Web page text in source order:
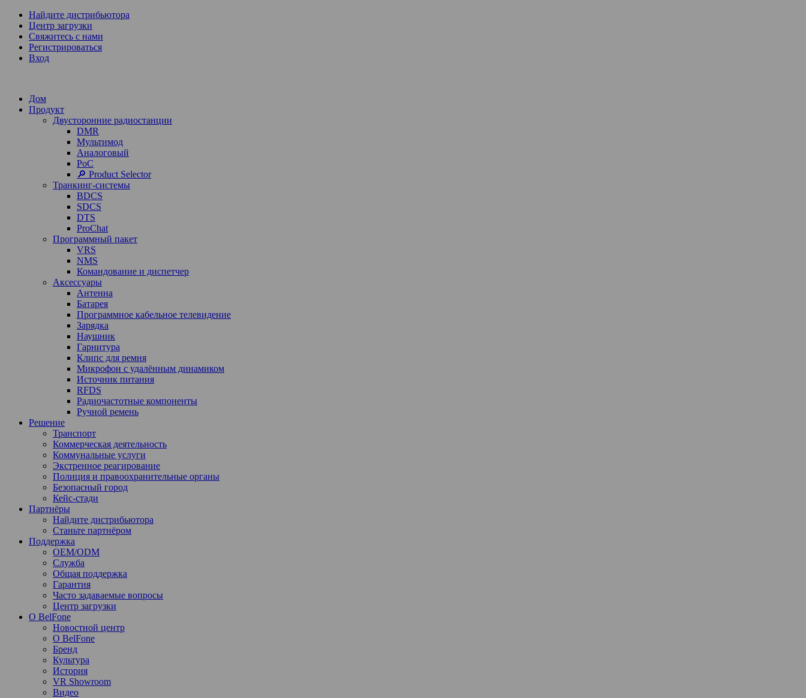
Найдите дистрибьютора
Центр загрузки
Свяжитесь с нами
Регистрироваться
Вход
Дом
Продукт
Двусторонние радиостанции
DMR
Мультимод
Аналоговый
PoC
🔎 Product Selector
Транкинг-системы
BDCS
SDCS
DTS
ProChat
Программный пакет
VRS
NMS
Командование и диспетчер
Аксессуары
Антенна
Батарея
Программное кабельное телевидение
Зарядка
Наушник
Гарнитура
Клипс для ремня
Микрофон с удалённым динамиком
Источник питания
RFDS
Радиочастотные компоненты
Ручной ремень
Решение
Транспорт
Коммерческая деятельность
Коммунальные услуги
Экстренное реагирование
Полиция и правоохранительные органы
Безопасный город
Кейс-стади
Партнёры
Найдите дистрибьютора
Станьте партнёром
Поддержка
OEM/ODM
Служба
Общая поддержка
Гарантия
Часто задаваемые вопросы
Центр загрузки
О BelFone
Новостной центр
О BelFone
Бренд
Культура
История
VR Showroom
Видео